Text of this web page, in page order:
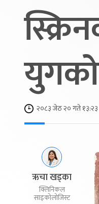
२०८३ जेठ २० गते १३:२३
ऋचा खड्का
क्लिनिकल
साइकोलोजिस्ट